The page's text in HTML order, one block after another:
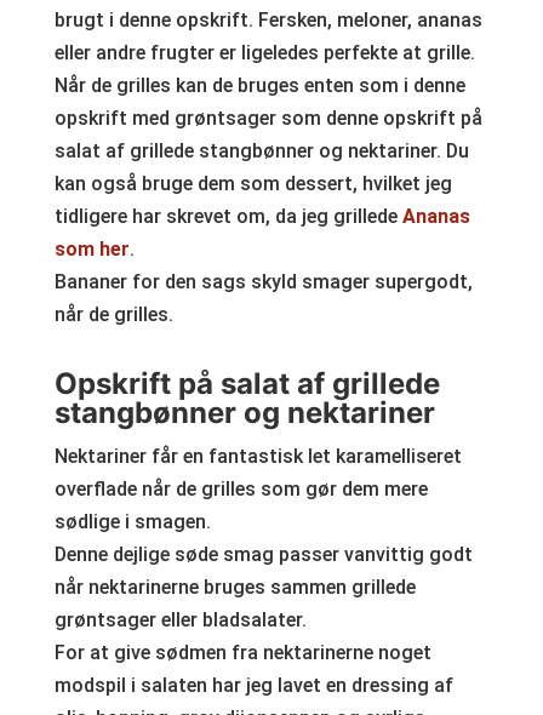
brugt i denne opskrift. Fersken, meloner, ananas
eller andre frugter er ligeledes perfekte at grille.
Når de grilles kan de bruges enten som i denne
opskrift med grøntsager som denne opskrift på
salat af grillede stangbønner og nektariner. Du
kan også bruge dem som dessert, hvilket jeg
tidligere har skrevet om, da jeg grillede Ananas
som her.
Bananer for den sags skyld smager supergodt,
når de grilles.
Opskrift på salat af grillede
stangbønner og nektariner
Nektariner får en fantastisk let karamelliseret
overflade når de grilles som gør dem mere
sødlige i smagen.
Denne dejlige søde smag passer vanvittig godt
når nektarinerne bruges sammen grillede
grøntsager eller bladsalater.
For at give sødmen fra nektarinerne noget
modspil i salaten har jeg lavet en dressing af